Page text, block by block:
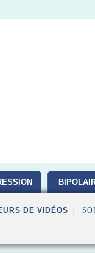
DE VIDÉOS |